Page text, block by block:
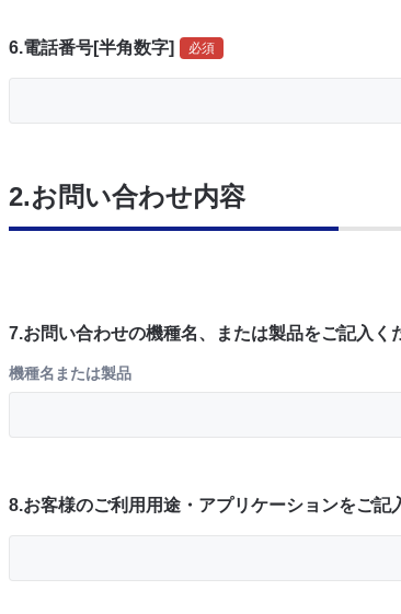
6.電話番号[半角数字] 必須
2.お問い合わせ内容
7.お問い合わせの機種名、または製品をご記入く
機種名または製品
8.お客様のご利用用途・アプリケーションをご記